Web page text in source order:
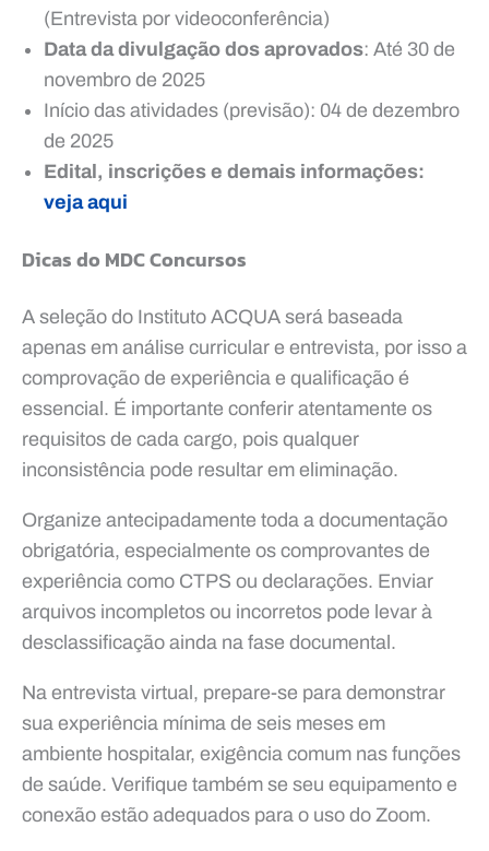
(Entrevista por videoconferência)
Data da divulgação dos aprovados: Até 30 de
novembro de 2025
Início das atividades (previsão): 04 de dezembro
de 2025
Edital, inscrições e demais informações:
veja aqui
Dicas do MDC Concursos
A seleção do Instituto ACQUA será baseada
apenas em análise curricular e entrevista, por isso a
comprovação de experiência e qualificação é
essencial. É importante conferir atentamente os
requisitos de cada cargo, pois qualquer
inconsistência pode resultar em eliminação.
Organize antecipadamente toda a documentação
obrigatória, especialmente os comprovantes de
experiência como CTPS ou declarações. Enviar
arquivos incompletos ou incorretos pode levar à
desclassificação ainda na fase documental.
Na entrevista virtual, prepare-se para demonstrar
sua experiência mínima de seis meses em
ambiente hospitalar, exigência comum nas funções
de saúde. Verifique também se seu equipamento e
conexão estão adequados para o uso do Zoom.